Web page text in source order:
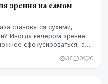
зрения на самом
становятся сухими,
Иногда вечером зрение
сфокусироваться, а
36 0 0